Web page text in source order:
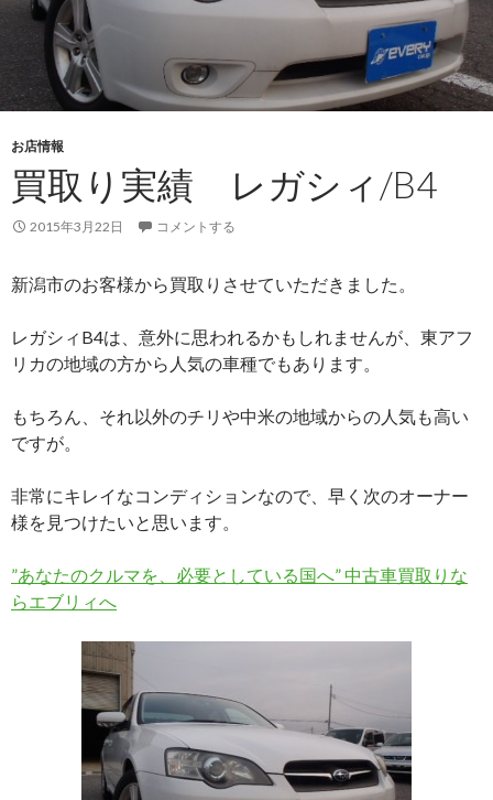
お店情報
買取り実績 レガシィ/B4
2015年3月22日 コメントする
新潟市のお客様から買取りさせていただきました。
レガシィB4は、意外に思われるかもしれませんが、東アフ
リカの地域の方から人気の車種でもあります。
もちろん、それ以外のチリや中米の地域からの人気も高い
ですが。
非常にキレイなコンディションなので、早く次のオーナー
様を見つけたいと思います。
”あなたのクルマを、必要としている国へ” 中古車買取りな
らエブリィへ